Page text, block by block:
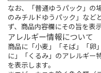
なお、「普通ゆうパック」の
のみチルドゆうパック」など
ず、商品内容欄にその旨を表
アレルギー情報について
商品に「小麦」「そば」「卵
に」「くるみ」のアレルギー
を表示します。